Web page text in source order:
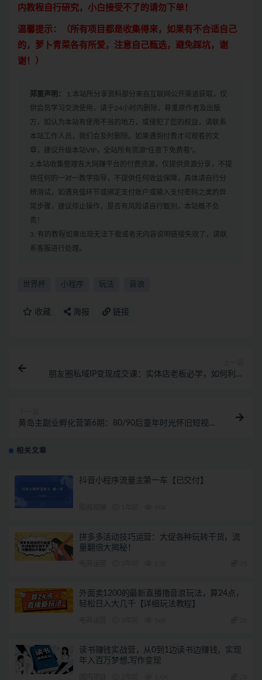
内教程自行研究，小白接受不了的请勿下单！
温馨提示：（所有项目都是收集得来，如果有不合适自己
的，萝卜青菜各有所爱，注意自己甄选，避免踩坑，谢
谢！）
郑重声明：
1.本站所分享资料部分来自互联网公开渠道获取，仅
供会员学习交流使用，请于24小时内删除，尊重原作者及出版
方，如认为本站有使用不当的地方，或侵犯了您的权益，请联系
本站工作人员，我们会及时删除。如果遇到付费才可观看的文
章，建议升级本站VIP，全站所有资源“任意下免费看”。
2.本站收集整理各大网赚平台的付费资源，仅提供资源分享，不提
供任何的一对一教学指导，不提供任何收益保障，具体请自行分
辨测试，如遇充值环节或绑定支付账户或输入支付密码之类的异
常步骤，建议停止操作，是否有风险请自行甄别，本站概不负
责！
3. 有的教程如果出现无法下载或者无内容说明链接失效了，请联
系客服进行处理。
世界杯 小程序 玩法 音浪
收藏 海报 链接
朋友圈私域IP变现成交课：实体店老板必学，如何利用
黄岛主副业孵化营第6期：80/90后童年时光怀旧短视频
相关文章
抖音小程序流量主第一车【已交付】
拼多多活动技巧运营：大促各种玩转干货，流
量翻倍大揭秘！
外面卖1200的最新直播撸音浪玩法，算24点，
轻松日入大几千【详细玩法教程】
读书赚钱实战营，从0到1边读书边赚钱，实现
年入百万梦想,写作变现